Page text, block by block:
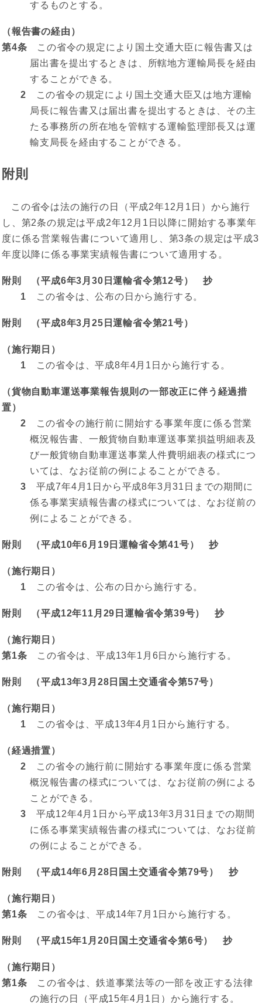
するものとする。
（報告書の経由）
第4条 この省令の規定により国土交通大臣に報告書又は
届出書を提出するときは、所轄地方運輸局長を経由
することができる。
2 この省令の規定により国土交通大臣又は地方運輸
局長に報告書又は届出書を提出するときは、その主
たる事務所の所在地を管轄する運輸監理部長又は運
輸支局長を経由することができる。
附則
この省令は法の施行の日（平成2年12月1日）から施行
し、第2条の規定は平成2年12月1日以降に開始する事業年
度に係る営業報告書について適用し、第3条の規定は平成3
年度以降に係る事業実績報告書について適用する。
附則 （平成6年3月30日運輸省令第12号） 抄
1 この省令は、公布の日から施行する。
附則 （平成8年3月25日運輸省令第21号）
（施行期日）
1 この省令は、平成8年4月1日から施行する。
（貨物自動車運送事業報告規則の一部改正に伴う経過措
置）
2 この省令の施行前に開始する事業年度に係る営業
概況報告書、一般貨物自動車運送事業損益明細表及
び一般貨物自動車運送事業人件費明細表の様式につ
いては、なお従前の例によることができる。
3 平成7年4月1日から平成8年3月31日までの期間に
係る事業実績報告書の様式については、なお従前の
例によることができる。
附則 （平成10年6月19日運輸省令第41号） 抄
（施行期日）
1 この省令は、公布の日から施行する。
附則 （平成12年11月29日運輸省令第39号） 抄
（施行期日）
第1条 この省令は、平成13年1月6日から施行する。
附則 （平成13年3月28日国土交通省令第57号）
（施行期日）
1 この省令は、平成13年4月1日から施行する。
（経過措置）
2 この省令の施行前に開始する事業年度に係る営業
概況報告書の様式については、なお従前の例による
ことができる。
3 平成12年4月1日から平成13年3月31日までの期間
に係る事業実績報告書の様式については、なお従前
の例によることができる。
附則 （平成14年6月28日国土交通省令第79号） 抄
（施行期日）
第1条 この省令は、平成14年7月1日から施行する。
附則 （平成15年1月20日国土交通省令第6号） 抄
（施行期日）
第1条 この省令は、鉄道事業法等の一部を改正する法律
の施行の日（平成15年4月1日）から施行する。